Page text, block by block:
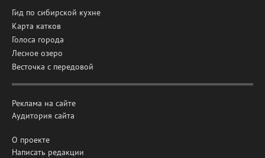
Гид по сибирской кухне
Карта катков
Голоса города
Лесное озеро
Весточка с передовой
Реклама на сайте
Аудитория сайта
О проекте
Написать редакции